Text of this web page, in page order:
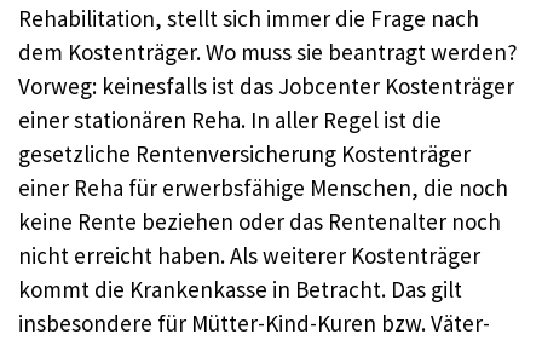
Rehabilitation, stellt sich immer die Frage nach
dem Kostenträger. Wo muss sie beantragt werden?
Vorweg: keinesfalls ist das Jobcenter Kostenträger
einer stationären Reha. In aller Regel ist die
gesetzliche Rentenversicherung Kostenträger
einer Reha für erwerbsfähige Menschen, die noch
keine Rente beziehen oder das Rentenalter noch
nicht erreicht haben. Als weiterer Kostenträger
kommt die Krankenkasse in Betracht. Das gilt
insbesondere für Mütter-Kind-Kuren bzw. Väter-